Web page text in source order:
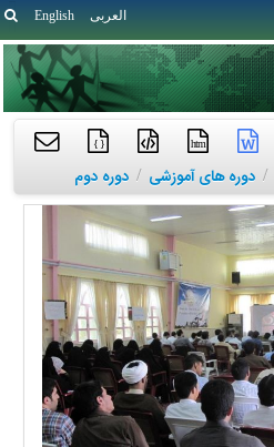
English العربی
htm
{ }
/ دوره های آموزشی / دوره دوم